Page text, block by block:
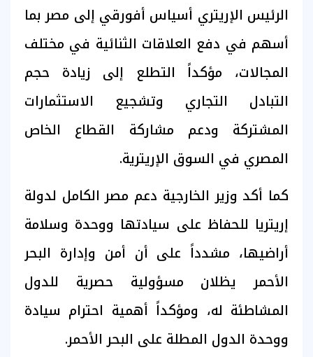
الرئيس الإريتري أسياس أفورقي إلى مصر بما
أسهم في دفع العلاقات الثنائية في مختلف
المجالات، مؤكداً التطلع إلى زيادة حجم
التبادل التجاري وتشجيع الاستثمارات
المشتركة ودعم مشاركة القطاع الخاص
المصري في السوق الإريترية.
كما أكد وزير الخارجية دعم مصر الكامل لدولة
إريتريا للحفاظ على سيادتها ووحدة وسلامة
أراضيها، مشدداً على أن أمن وإدارة البحر
الأحمر يظلان مسؤولية حصرية للدول
المشاطئة له، ومؤكداً أهمية احترام سيادة
ووحدة الدول المطلة على البحر الأحمر.